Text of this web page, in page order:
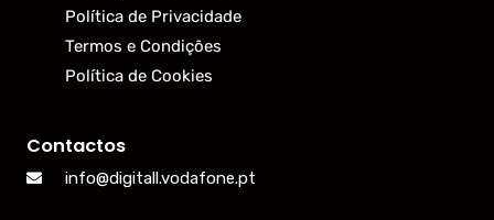
Política de Privacidade
Termos e Condições
Política de Cookies
Contactos
info@digitall.vodafone.pt